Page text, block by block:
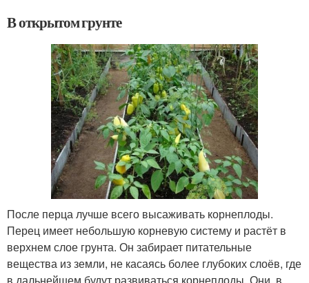
В открытом грунте
После перца лучше всего высаживать корнеплоды.
Перец имеет небольшую корневую систему и растёт в
верхнем слое грунта. Он забирает питательные
вещества из земли, не касаясь более глубоких слоёв, где
в дальнейшем будут развиваться корнеплоды. Они, в